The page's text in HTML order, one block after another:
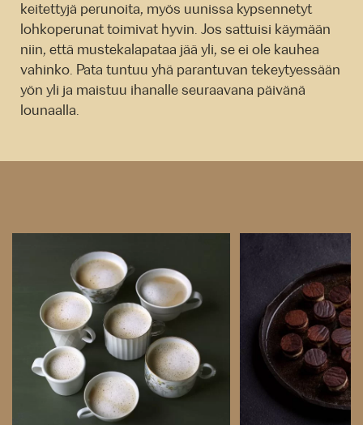
keitettyjä perunoita, myös uunissa kypsennetyt
lohkoperunat toimivat hyvin. Jos sattuisi käymään
niin, että mustekalapataa jää yli, se ei ole kauhea
vahinko. Pata tuntuu yhä parantuvan tekeytyessään
yön yli ja maistuu ihanalle seuraavana päivänä
lounaalla.